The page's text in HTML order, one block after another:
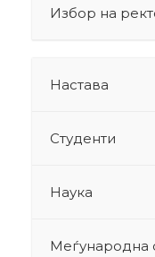
Избор на
Настава
Студенти
Наука
Меѓународна